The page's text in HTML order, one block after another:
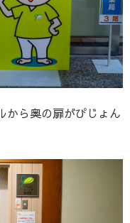
から奥の扉がぴじょん